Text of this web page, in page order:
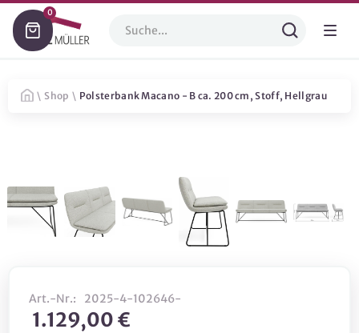
0
\ Shop \ Polsterbank Macano - B ca. 200 cm, Stoff, Hellgrau
Art.-Nr.: 2025-4-102646-
1.129,00 €